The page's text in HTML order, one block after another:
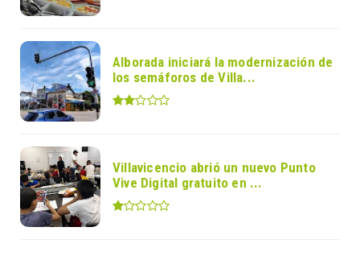
Alborada iniciará la modernización de
los semáforos de Villa...
Villavicencio abrió un nuevo Punto
Vive Digital gratuito en ...